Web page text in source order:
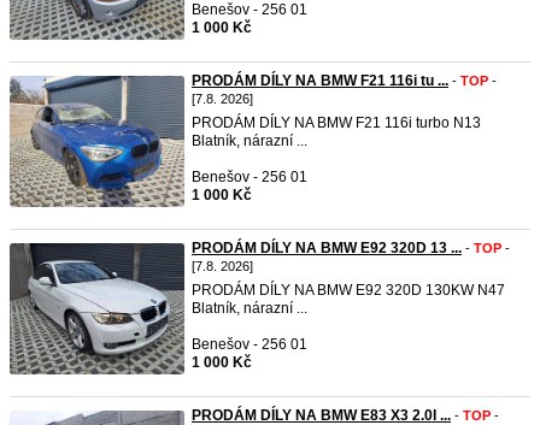
Benešov - 256 01
1 000 Kč
PRODÁM DÍLY NA BMW F21 116i tu ... - TOP -
[7.8. 2026]
PRODÁM DÍLY NA BMW F21 116i turbo N13
Blatník, nárazní ...
Benešov - 256 01
1 000 Kč
PRODÁM DÍLY NA BMW E92 320D 13 ... - TOP -
[7.8. 2026]
PRODÁM DÍLY NA BMW E92 320D 130KW N47
Blatník, nárazní ...
Benešov - 256 01
1 000 Kč
PRODÁM DÍLY NA BMW E83 X3 2.0I ... - TOP -